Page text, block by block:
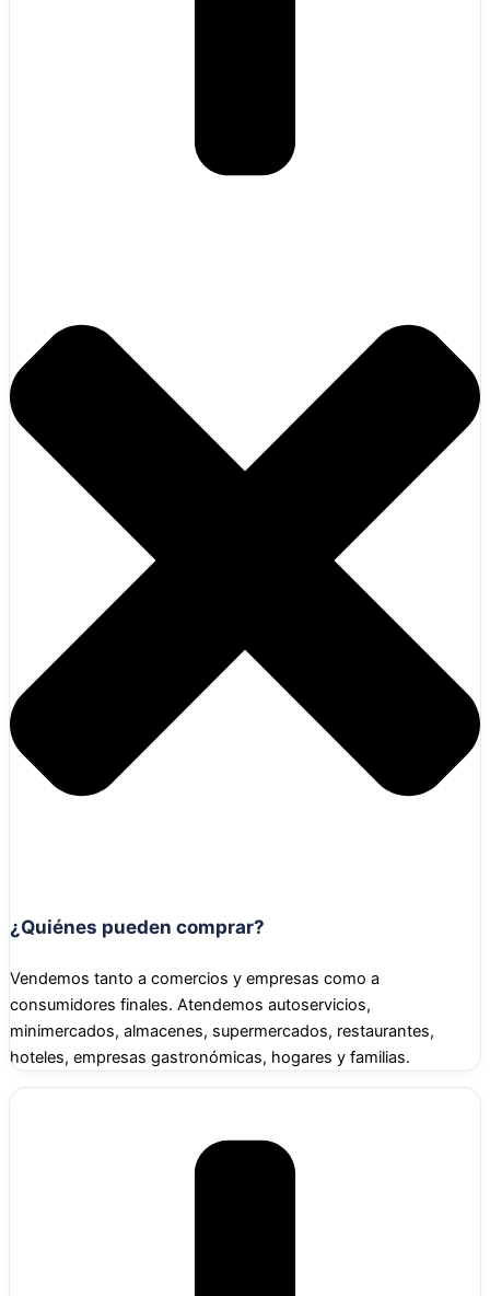
¿Quiénes pueden comprar?
Vendemos tanto a comercios y empresas como a
consumidores finales. Atendemos autoservicios,
minimercados, almacenes, supermercados, restaurantes,
hoteles, empresas gastronómicas, hogares y familias.